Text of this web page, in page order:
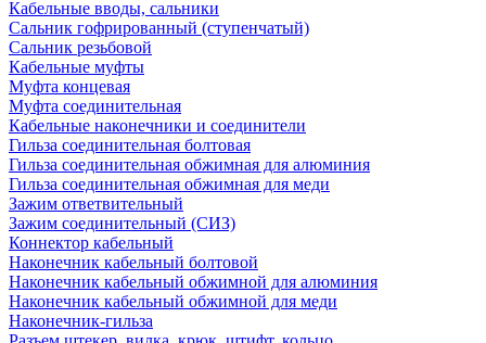
Кабельные вводы, сальники
Сальник гофрированный (ступенчатый)
Сальник резьбовой
Кабельные муфты
Муфта концевая
Муфта соединительная
Кабельные наконечники и соединители
Гильза соединительная болтовая
Гильза соединительная обжимная для алюминия
Гильза соединительная обжимная для меди
Зажим ответвительный
Зажим соединительный (СИЗ)
Коннектор кабельный
Наконечник кабельный болтовой
Наконечник кабельный обжимной для алюминия
Наконечник кабельный обжимной для меди
Наконечник-гильза